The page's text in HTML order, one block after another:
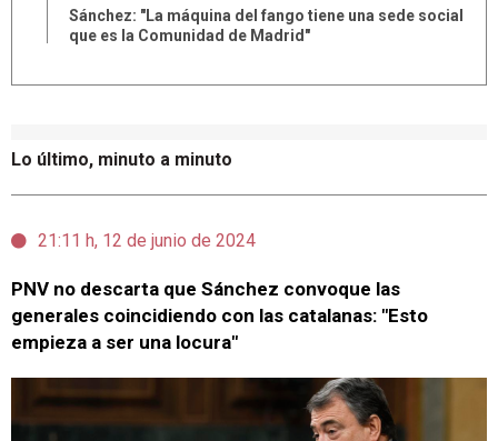
Lo último, minuto a minuto
21:11 h, 12 de junio de 2024
PNV no descarta que Sánchez convoque las
generales coincidiendo con las catalanas: "Esto
empieza a ser una locura"
Sánchez: "La máquina del fango tiene una sede social
que es la Comunidad de Madrid"